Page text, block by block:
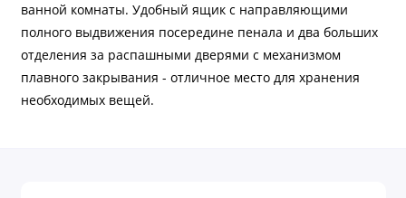
ванной комнаты. Удобный ящик с направляющими
полного выдвижения посередине пенала и два больших
отделения за распашными дверями с механизмом
плавного закрывания - отличное место для хранения
необходимых вещей.